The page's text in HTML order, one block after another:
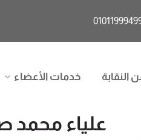
النقابة خدمات الأعضاء
علياء محمد